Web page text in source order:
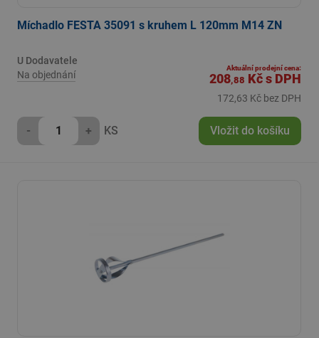
Míchadlo FESTA 35091 s kruhem L 120mm M14 ZN
U Dodavatele
Na objednání
Aktuální prodejní cena:
208,88 Kčs DPH
172,63 Kč bez DPH
- + KS Vložit do košíku